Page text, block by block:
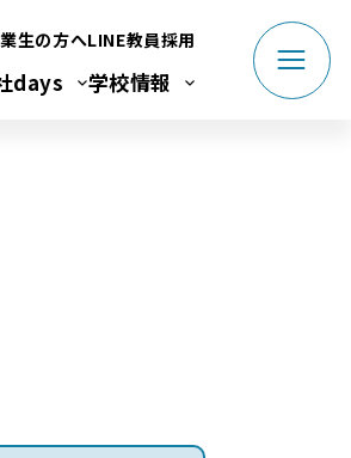
生の方へLINE教員採用
days 学校情報